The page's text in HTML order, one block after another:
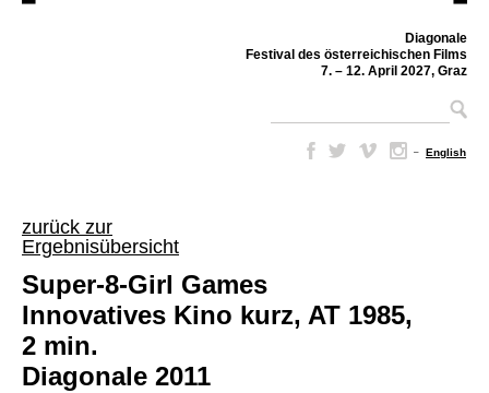
Diagonale
Festival des österreichischen Films
7. – 12. April 2027, Graz
– English
zurück zur
Ergebnisübersicht
Super-8-Girl Games
Innovatives Kino kurz, AT 1985,
2 min.
Diagonale 2011